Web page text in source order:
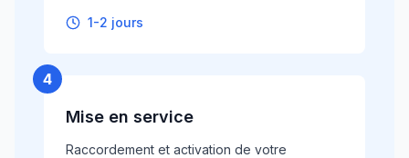
1-2 jours
4
Mise en service
Raccordement et activation de votre